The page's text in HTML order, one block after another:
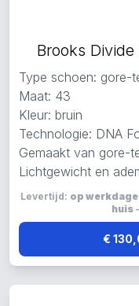
Brooks
Type schoen: gore-
Maat: 43
Kleur: bruin
Technologie: DNA
Gemaakt van gore-
Lichtgewicht en
Levertijd: op
huis
€